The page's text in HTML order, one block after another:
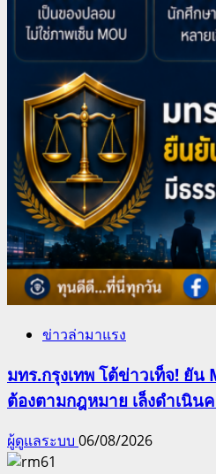
ข่าวล่ามาแรง
มทร.กรุงเทพ โต้ข่าวเท็จ! ยั
ต้องตามกฎหมาย เล็งดำเนิน
ผู้ดูแลระบบ 06/08/2026